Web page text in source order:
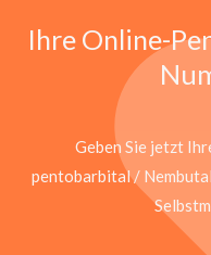
Ihre Online-
Geben Sie jetzt
pentobarbital /